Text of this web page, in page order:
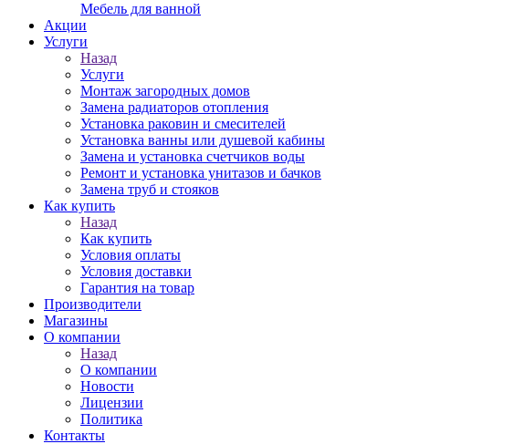
Мебель для ванной
Акции
Услуги
Назад
Услуги
Монтаж загородных домов
Замена радиаторов отопления
Установка раковин и смесителей
Установка ванны или душевой кабины
Замена и установка счетчиков воды
Ремонт и установка унитазов и бачков
Замена труб и стояков
Как купить
Назад
Как купить
Условия оплаты
Условия доставки
Гарантия на товар
Производители
Магазины
О компании
Назад
О компании
Новости
Лицензии
Политика
Контакты